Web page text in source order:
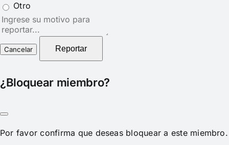
Otro
Nota
del
reporte
Reportar
¿Bloquear miembro?
Por favor confirma que deseas bloquear a este miembro.